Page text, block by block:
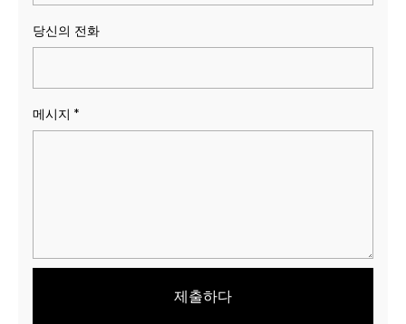
당신의 전화
메시지 *
제출하다